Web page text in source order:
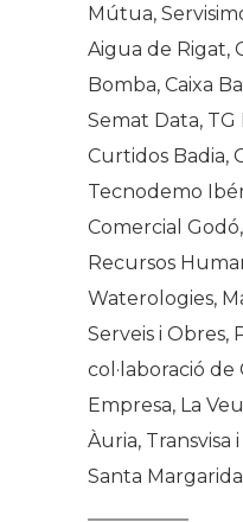
Mútua,
Aigua de Rigat,
Bomba, Caixa
Semat Data, TG
Curtidos Badia,
Tecnodemo
Comercial
Recursos
Waterologies,
Serveis i Obres,
col·laboració de
Empresa, La
Àuria, Transvisa
Santa